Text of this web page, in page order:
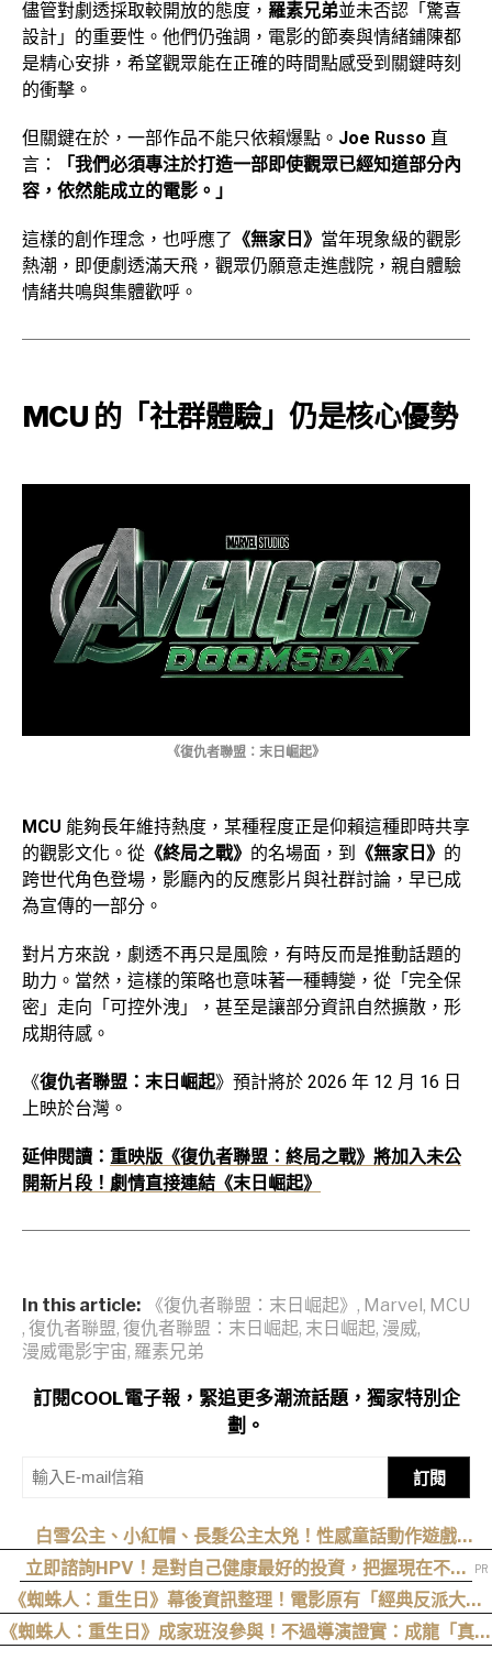
儘管對劇透採取較開放的態度， 羅素兄弟並未否認「驚喜
設計」的重要性。他們仍強調，電影的節奏與情緒鋪陳都
是精心安排，希望觀眾能在正確的時間點感受到關鍵時刻
的衝擊。
但關鍵在於，一部作品不能只依賴爆點。 Joe Russo 直
言：
「我們必須專注於打造一部即使觀眾已經知道部分內
容，依然能成立的電影。」
這樣的創作理念，也呼應了 《無家日》 當年現象級的觀影
熱潮，即便劇透滿天飛，觀眾仍願意走進戲院，親自體驗
情緒共鳴與集體歡呼。
MCU 的「社群體驗」仍是核心優勢
《復仇者聯盟：末日崛起》
MCU 能夠長年維持熱度，某種程度正是仰賴這種即時共享
的觀影文化。從 《終局之戰》 的名場面，到 《無家日》 的
跨世代角色登場，影廳內的反應影片與社群討論，早已成
為宣傳的一部分。
對片方來說，劇透不再只是風險，有時反而是推動話題的
助力。當然，這樣的策略也意味著一種轉變，從「完全保
密」走向「可控外洩」，甚至是讓部分資訊自然擴散，形
成期待感。
《復仇者聯盟：末日崛起》預計將於 2026 年 12 月 16 日
上映於台灣。
延伸閱讀： 重映版《復仇者聯盟：終局之戰》將加入未公
開新片段！劇情直接連結《末日崛起》
In this article: 《復仇者聯盟：末日崛起》 , Marvel, MCU
, 復仇者聯盟, 復仇者聯盟：末日崛起, 末日崛起, 漫威,
漫威電影宇宙, 羅素兄弟
訂閱COOL電子報，緊追更多潮流話題，獨家特別企
劃。
訂閱
白雪公主、小紅帽、長髮公主太兇！性感童話動作遊戲
《Swords & Slippers》Steam 頁面公開
立即諮詢HPV！是對自己健康最好的投資，把握現在不嫌
晚！
《蜘蛛人：重生日》幕後資訊整理！電影原有「經典反派大混
戰」，湯姆點名想跟「霹靂火」合作！邁爾斯注定加入 MCU
《蜘蛛人：重生日》成家班沒參與！不過導演證實：成龍「真的